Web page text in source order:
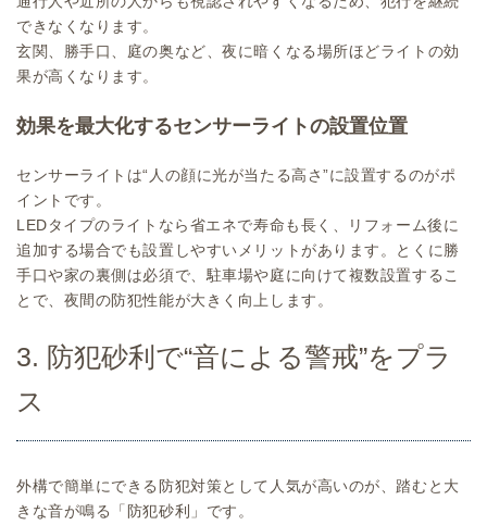
できなくなります。
玄関、勝手口、庭の奥など、夜に暗くなる場所ほどライトの効
果が高くなります。
効果を最大化するセンサーライトの設置位置
センサーライトは“人の顔に光が当たる高さ”に設置するのがポ
イントです。
LEDタイプのライトなら省エネで寿命も長く、リフォーム後に
追加する場合でも設置しやすいメリットがあります。とくに勝
手口や家の裏側は必須で、駐車場や庭に向けて複数設置するこ
とで、夜間の防犯性能が大きく向上します。
3. 防犯砂利で“音による警戒”をプラ
ス
外構で簡単にできる防犯対策として人気が高いのが、踏むと大
きな音が鳴る「防犯砂利」です。